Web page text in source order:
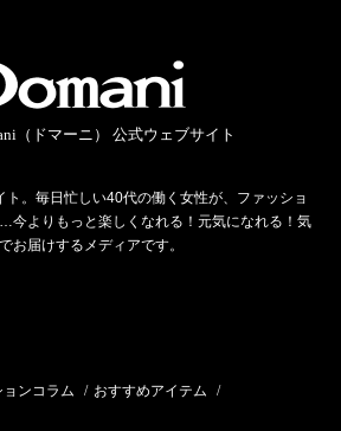
（ドマーニ） 公式ウェブサイト
。毎日忙しい40代の働く女性が、ファッショ
今よりもっと楽しくなれる！元気になれる！気
お届けするメディアです。
ンコラム / おすすめアイテム /